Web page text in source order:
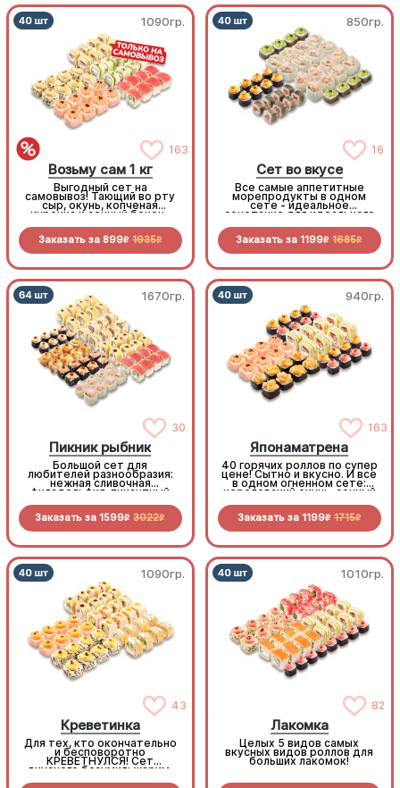
1090гр.
163
Возьму сам 1 кг
Выгодный сет на
самовывоз! Тающий во рту
сыр, окунь, копченая
курочка и сочный бекон-
Заказать за 899R 1935R
850гр.
16
Сет во вкусе
Все самые аппетитные
морепродукты в одном
сете - идеальное
сочетание для идеального
Заказать за 1199R 1685R
1670гр.
30
Пикник рыбник
Большой сет для
любителей разнообразия:
нежная сливочная
филадельфия, пикантный
сытные мидии - лучшие
роллы на любой вкус!
Заказать за 1599R 3022R
940гр.
163
Японаматрена
40 горячих роллов по супер
цене! Сытно и вкусно. И все
в одном огненном сете:
королевский окунь, сочный
нежный краб, хрустящие
овощи. Максимум вкуса,
Заказать за 1199R 1715R
1090гр.
43
Креветинка
Для тех, кто окончательно
и бесповоротно
КРЕВЕТНУЛСЯ! Сет
вкусного безумия: жарим,
1010гр.
82
Лакомка
Целых 5 видов самых
вкусных видов роллов для
больших лакомок!